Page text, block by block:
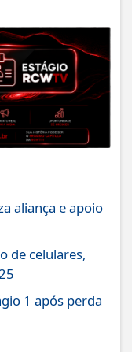
aliança e apoio
de celulares,
1 após perda